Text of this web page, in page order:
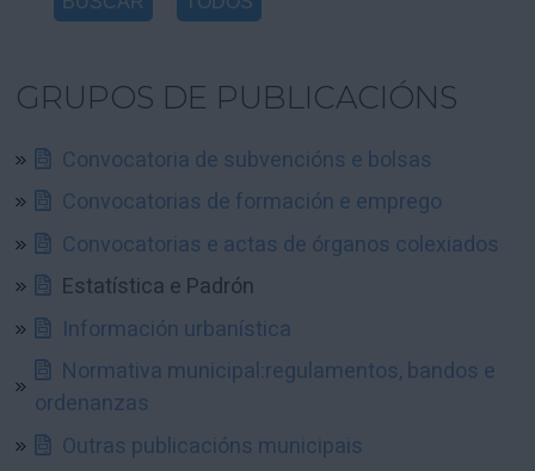
GRUPOS DE PUBLICACIÓNS
Convocatoria de subvencións e bolsas
Convocatorias de formación e emprego
Convocatorias e actas de órganos colexiados
Estatística e Padrón
Información urbanística
Normativa municipal:regulamentos, bandos e
ordenanzas
Outras publicacións municipais